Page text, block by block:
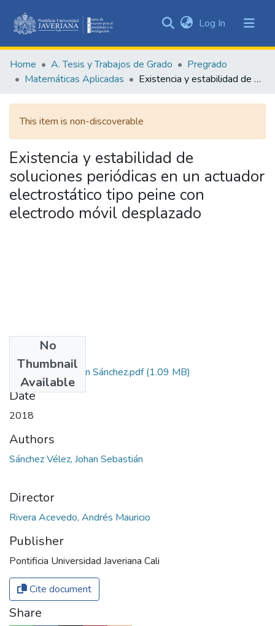
&
Collections
Statistics
Log In (current)
Home A. Tesis y Trabajos de Grado
Pregrado
Matemáticas Aplicadas
Existencia y estabilidad de soluciones periódicas en un actuador electrostático tipo peine con electrodo móvil desplazado
This item is non-discoverable
Existencia y estabilidad de
soluciones periódicas en un actuador
electrostático tipo peine con
electrodo móvil desplazado
No
Thumbnail
Available
Tesis Final Johan Sánchez.pdf(1.09 MB)
Date
2018
Authors
Sánchez Vélez, Johan Sebastián
Director
Rivera Acevedo, Andrés Mauricio
Publisher
Pontificia Universidad Javeriana Cali
Cite document
Share